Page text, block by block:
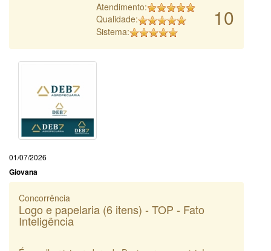
10
Atendimento:
Qualidade:
Sistema:
01/07/2026
Giovana
Concorrência
Logo e papelaria (6 itens) - TOP - Fato
Inteligência